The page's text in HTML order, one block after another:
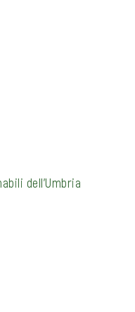
dell’Umbria